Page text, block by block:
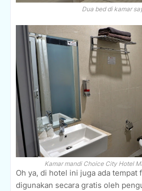
Dua bed di kamar
Kamar mandi Choice City Hotel
Oh ya, di hotel ini juga ada tempat
digunakan secara gratis oleh